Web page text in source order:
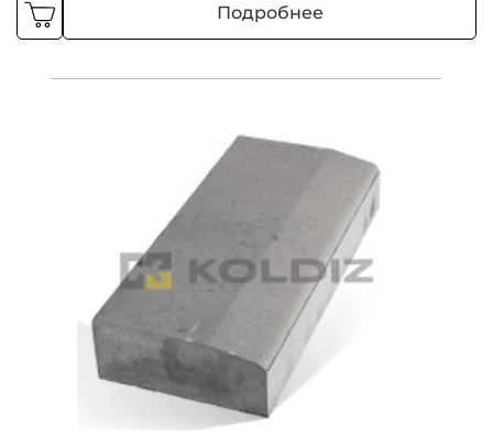
Подробнее